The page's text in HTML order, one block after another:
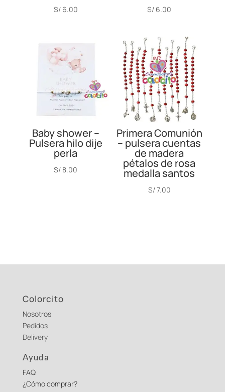
S/6.00 S/ 6.00
Baby shower –
Pulsera hilo dije
perla
S/ 8.00
Primera Comunión
– pulsera cuentas
de madera
pétalos de rosa
medalla santos
S/7.00
Colorcito
Nosotros
Pedidos
Delivery
Ayuda
FAQ
¿Cómo comprar?